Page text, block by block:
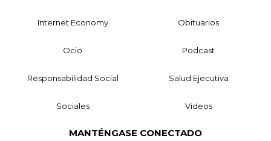
Internet Economy Obituarios
Ocio Podcast
Responsabilidad Social Salud Ejecutiva
Sociales Videos
MANTÉNGASE CONECTADO